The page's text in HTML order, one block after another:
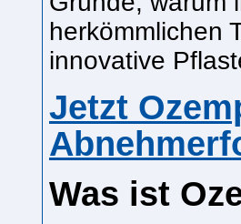
herkömmlichen
innovative
Jetzt
Was ist